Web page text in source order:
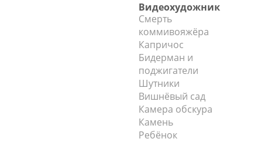
Видеохудожник
Смерть
коммивояжёра
Капричос
Бидерман и
поджигатели
Шутники
Вишнёвый сад
Камера обскура
Камень
Ребёнок